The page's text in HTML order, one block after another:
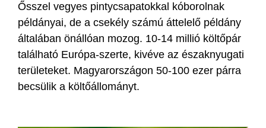
Ősszel vegyes pintycsapatokkal kóborolnak
példányai, de a csekély számú áttelelő példány
általában önállóan mozog. 10-14 millió költőpár
található Európa-szerte, kivéve az északnyugati
területeket. Magyarországon 50-100 ezer párra
becsülik a költőállományt.